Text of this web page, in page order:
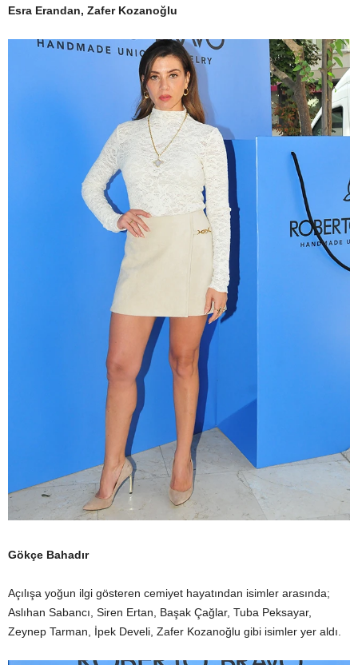
Esra Erandan, Zafer Kozanoğlu
Gökçe Bahadır
Açılışa yoğun ilgi gösteren cemiyet hayatından isimler arasında;
Aslıhan Sabancı, Siren Ertan, Başak Çağlar, Tuba Peksayar,
Zeynep Tarman, İpek Develi, Zafer Kozanoğlu gibi isimler yer aldı.